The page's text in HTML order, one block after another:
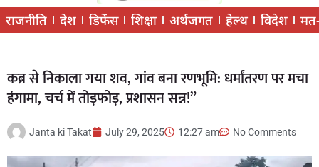
राजनीति देश डिफेंस शिक्षा अर्थजगत हेल्थ विदेश
कब्र से निकाला गया शव, गांव बना रणभूमि: धर्मांतरण पर मचा
हंगामा, चर्च में तोड़फोड़, प्रशासन सन्न!”
Janta ki Takat July 29, 2025 12:27 am No Comments